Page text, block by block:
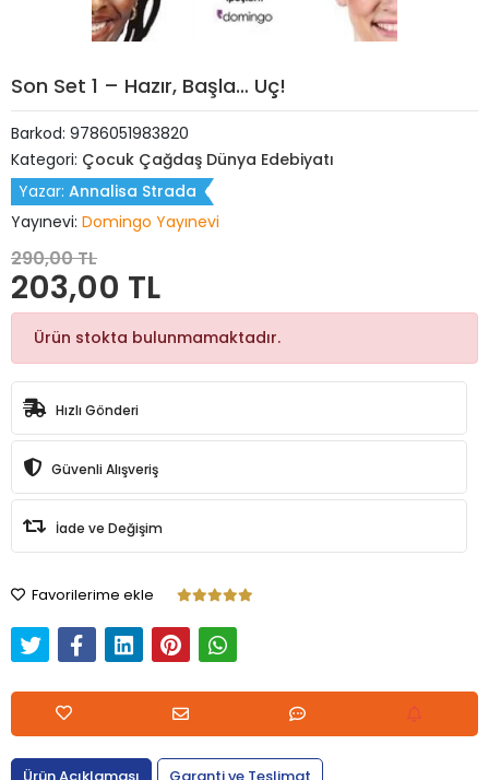
Son Set 1 – Hazır, Başla… Uç!
Barkod: 9786051983820
Kategori: Çocuk Çağdaş Dünya Edebiyatı
Yazar: Annalisa Strada
Yayınevi: Domingo Yayınevi
290,00 TL
203,00 TL
Ürün stokta bulunmamaktadır.
Hızlı Gönderi
Güvenli Alışveriş
İade ve Değişim
Favorilerime ekle